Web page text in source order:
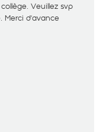
Veuillez svp
Merci d'avance